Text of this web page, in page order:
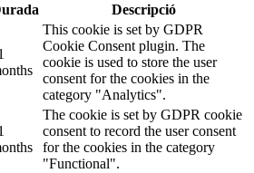
Descripció
This cookie is set by GDPR
Cookie Consent plugin. The
cookie is used to store the user
consent for the cookies in the
category "Analytics".
The cookie is set by GDPR cookie
consent to record the user consent
for the cookies in the category
"Functional".